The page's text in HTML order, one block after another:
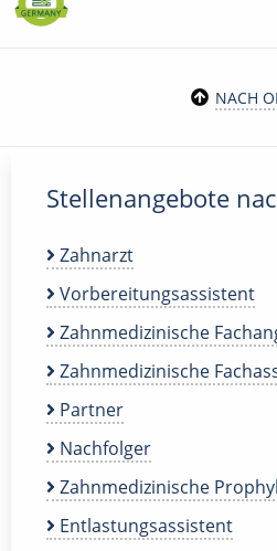
NACH
Stellenangebote
Zahnarzt
Vorbereitungsassistent
Zahnmedizinische
Zahnmedizinische
Partner
Nachfolger
Zahnmedizinische
Entlastungsassistent